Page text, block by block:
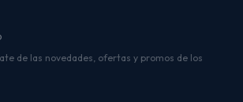
de las novedades, ofertas y promos de los